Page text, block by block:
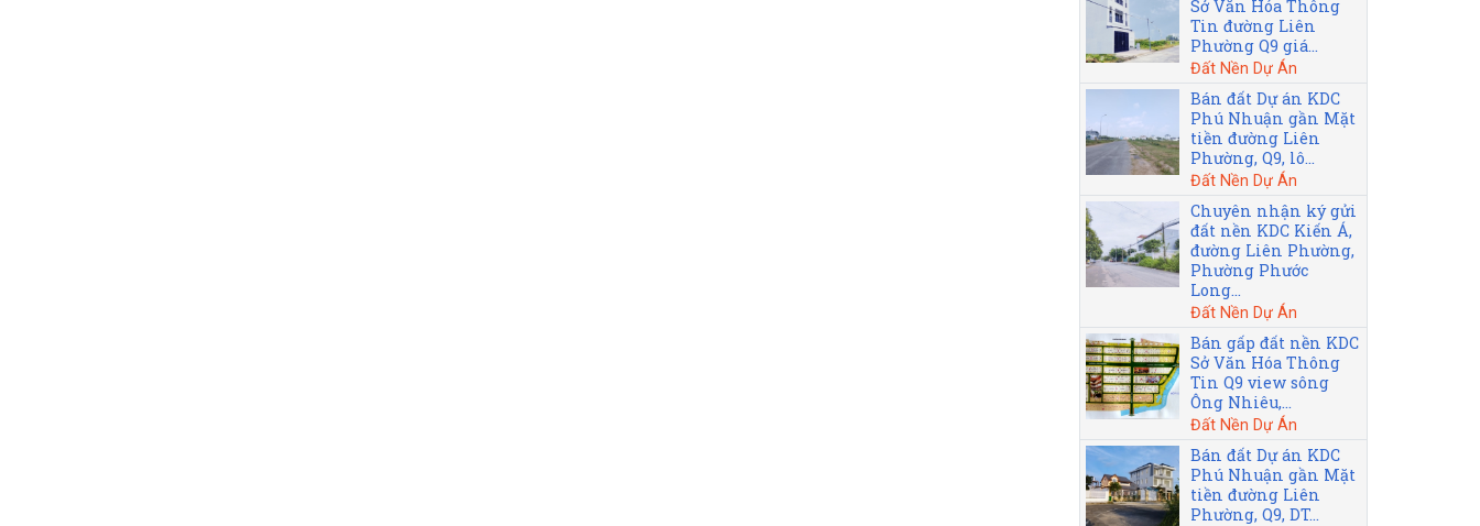
Sở Văn Hóa Thông
Tin đường Liên
Phường Q9 giá...
Đất Nền Dự Án
Bán đất Dự án KDC
Phú Nhuận gần Mặt
tiền đường Liên
Phường, Q9, lô...
Đất Nền Dự Án
Chuyên nhận ký gửi
đất nền KDC Kiến Á,
đường Liên Phường,
Phường Phước
Long...
Đất Nền Dự Án
Bán gấp đất nền KDC
Sở Văn Hóa Thông
Tin Q9 view sông
Ông Nhiêu,...
Đất Nền Dự Án
Bán đất Dự án KDC
Phú Nhuận gần Mặt
tiền đường Liên
Phường, Q9, DT...